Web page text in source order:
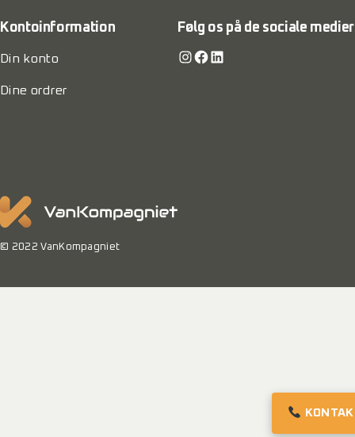
Kontoinformation
Din konto
Dine ordrer
Følg os på de sociale medier
Instagram Facebook LinkedIn
© 2022 VanKompagniet